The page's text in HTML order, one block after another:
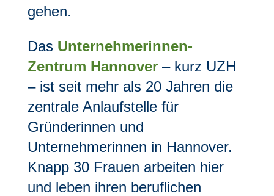
gehen.
Das ⁠⁠⁠Unternehmerinnen-
Zentrum Hannover⁠⁠⁠– kurz UZH
– ist seit mehr als 20 Jahren die
zentrale Anlaufstelle für
Gründerinnen und
Unternehmerinnen in Hannover.
Knapp 30 Frauen arbeiten hier
und leben ihren beruflichen